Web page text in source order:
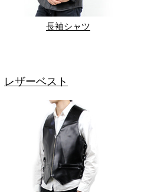
長袖シャツ
レザーベスト